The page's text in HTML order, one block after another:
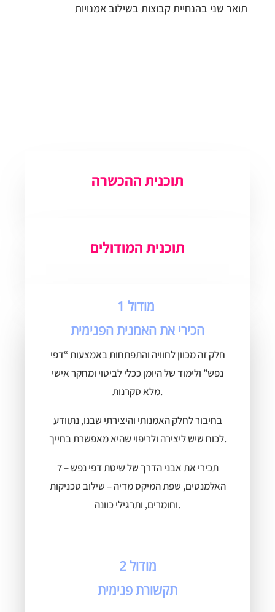
תואר שני בהנחיית קבוצות בשילוב אמנויות
תוכנית ההכשרה
תוכנית המודולים
הכירי את האמנית הפנימית
חלק זה מכוון לחוויה והתפתחות באמצעות “דפי
נפש” ולימוד של היומן ככלי לביטוי ומחקר אישי
מלא סקרנות.
בחיבור לחלק האמנותי והיצירתי שבנו, נתוודע
לכוח שיש ליצירה ולריפוי שהיא מאפשרת בחייך.
תכירי את אבני הדרך של שיטת דפי נפש – 7
האלמנטים, שפת המיקס מדיה – שילוב טכניקות
וחומרים, ותרגילי כוונה.
מודול 2
תקשורת פנימית